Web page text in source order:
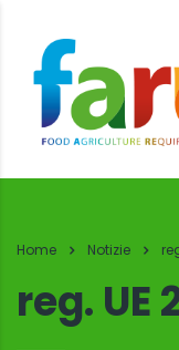
Home Notizie
reg. UE